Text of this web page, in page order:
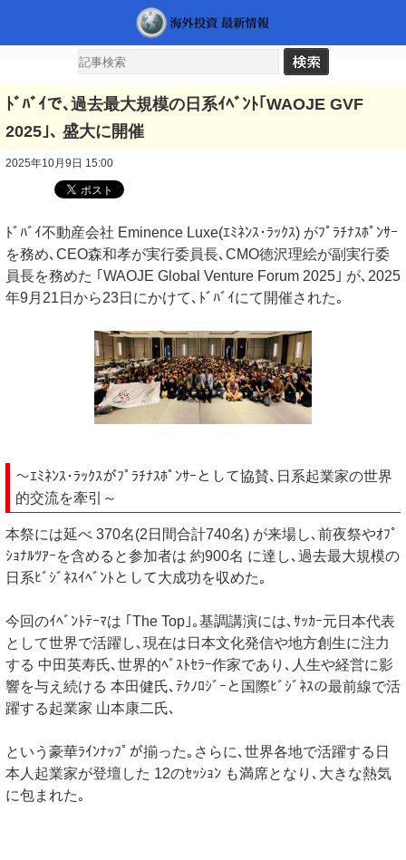
ﾄﾞﾊﾞｲで､過去最大規模の日系ｲﾍﾞﾝﾄ｢WAOJE GVF
2025｣､ 盛大に開催
2025年10月9日 15:00
ﾄﾞﾊﾞｲ不動産会社 Eminence Luxe(ｴﾐﾈﾝｽ･ﾗｯｸｽ) がﾌﾟﾗﾁﾅｽﾎﾟﾝｻｰ
を務め､CEO森和孝が実行委員長､CMO徳沢理絵が副実行委
員長を務めた ｢WAOJE Global Venture Forum 2025｣ が､2025
年9月21日から23日にかけて､ﾄﾞﾊﾞｲにて開催された｡
～ｴﾐﾈﾝｽ･ﾗｯｸｽがﾌﾟﾗﾁﾅｽﾎﾟﾝｻｰとして協賛､日系起業家の世界
的交流を牽引～
本祭には延べ 370名(2日間合計740名) が来場し､前夜祭やｵﾌﾟ
ｼｮﾅﾙﾂｱｰを含めると参加者は 約900名 に達し､過去最大規模の
日系ﾋﾞｼﾞﾈｽｲﾍﾞﾝﾄとして大成功を収めた｡
今回のｲﾍﾞﾝﾄﾃｰﾏは ｢The Top｣｡基調講演には､ｻｯｶｰ元日本代表
として世界で活躍し､現在は日本文化発信や地方創生に注力
する 中田英寿氏､世界的ﾍﾞｽﾄｾﾗｰ作家であり､人生や経営に影
響を与え続ける 本田健氏､ﾃｸﾉﾛｼﾞｰと国際ﾋﾞｼﾞﾈｽの最前線で活
躍する起業家 山本康二氏､
という豪華ﾗｲﾝﾅｯﾌﾟが揃った｡さらに､世界各地で活躍する日
本人起業家が登壇した 12のｾｯｼｮﾝ も満席となり､大きな熱気
に包まれた｡